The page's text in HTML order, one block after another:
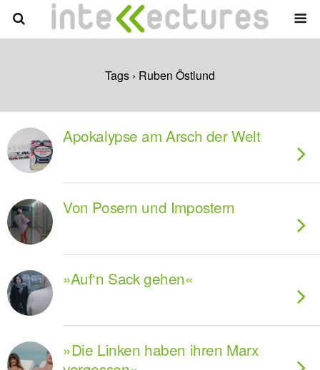
Tags › Ruben Östlund
Apokalypse am Arsch der Welt
Von Posern und Impostern
»Auf‘n Sack gehen«
»Die Linken haben ihren Marx